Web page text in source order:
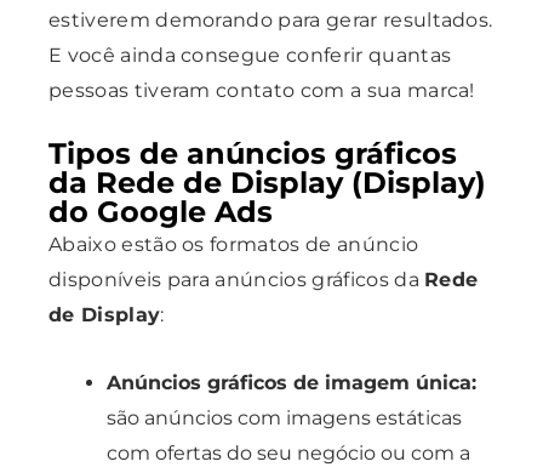
estiverem demorando para gerar resultados.
E você ainda consegue conferir quantas
pessoas tiveram contato com a sua marca!
Tipos de anúncios gráficos
da Rede de Display (Display)
do Google Ads
Abaixo estão os formatos de anúncio
disponíveis para anúncios gráficos da Rede
de Display:
Anúncios gráficos de imagem única:
são anúncios com imagens estáticas
com ofertas do seu negócio ou com a